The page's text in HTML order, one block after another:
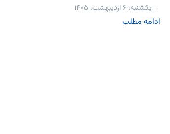
یکشنبه، ۶ اردیبهشت، ۱۴۰۵
ادامه مطلب